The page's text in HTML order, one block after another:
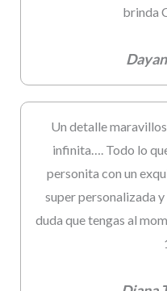
brinda
Un detalle
infinita…. Todo lo
personita con un
super personalizada
duda que tengas al